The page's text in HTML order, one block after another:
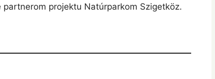
projektu Natúrparkom Szigetköz.